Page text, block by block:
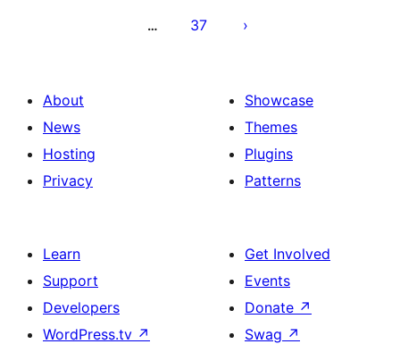
… 37
About
News
Hosting
Privacy
Showcase
Themes
Plugins
Patterns
Learn
Support
Developers
WordPress.tv ↗
Get Involved
Events
Donate ↗
Swag ↗